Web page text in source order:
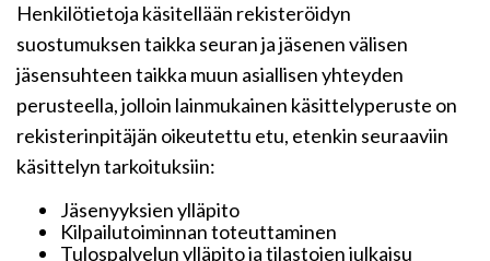
Henkilötietoja käsitellään rekisteröidyn
suostumuksen taikka seuran ja jäsenen välisen
jäsensuhteen taikka muun asiallisen yhteyden
perusteella, jolloin lainmukainen käsittelyperuste on
rekisterinpitäjän oikeutettu etu, etenkin seuraaviin
käsittelyn tarkoituksiin:
Jäsenyyksien ylläpito
Kilpailutoiminnan toteuttaminen
Tulospalvelun ylläpito ja tilastojen julkaisu